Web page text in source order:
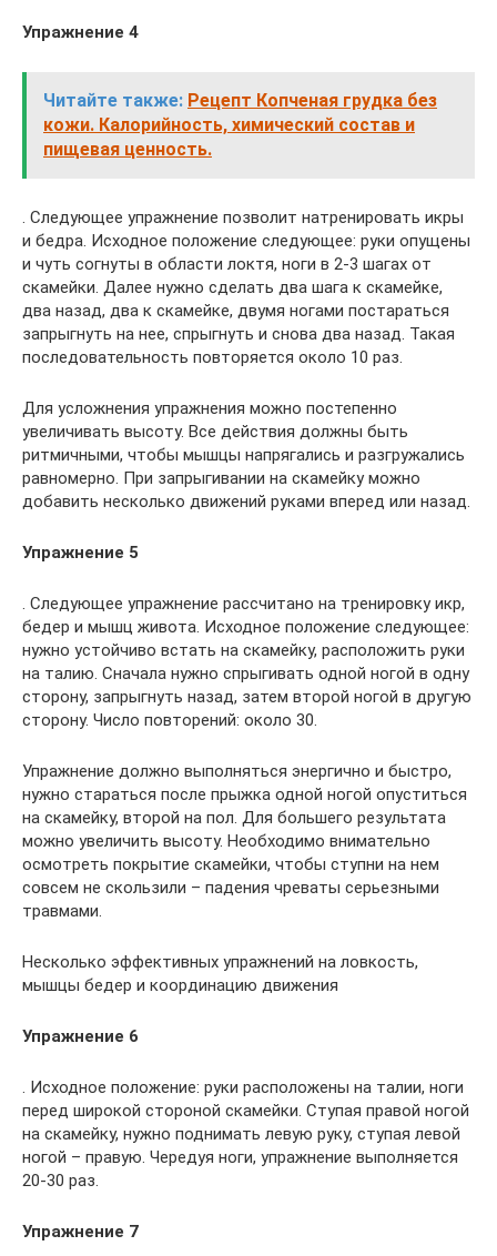
Упражнение 4
Читайте также: Рецепт Копченая грудка без
кожи. Калорийность, химический состав и
пищевая ценность.
. Следующее упражнение позволит натренировать икры
и бедра. Исходное положение следующее: руки опущены
и чуть согнуты в области локтя, ноги в 2-3 шагах от
скамейки. Далее нужно сделать два шага к скамейке,
два назад, два к скамейке, двумя ногами постараться
запрыгнуть на нее, спрыгнуть и снова два назад. Такая
последовательность повторяется около 10 раз.
Для усложнения упражнения можно постепенно
увеличивать высоту. Все действия должны быть
ритмичными, чтобы мышцы напрягались и разгружались
равномерно. При запрыгивании на скамейку можно
добавить несколько движений руками вперед или назад.
Упражнение 5
. Следующее упражнение рассчитано на тренировку икр,
бедер и мышц живота. Исходное положение следующее:
нужно устойчиво встать на скамейку, расположить руки
на талию. Сначала нужно спрыгивать одной ногой в одну
сторону, запрыгнуть назад, затем второй ногой в другую
сторону. Число повторений: около 30.
Упражнение должно выполняться энергично и быстро,
нужно стараться после прыжка одной ногой опуститься
на скамейку, второй на пол. Для большего результата
можно увеличить высоту. Необходимо внимательно
осмотреть покрытие скамейки, чтобы ступни на нем
совсем не скользили – падения чреваты серьезными
травмами.
Несколько эффективных упражнений на ловкость,
мышцы бедер и координацию движения
Упражнение 6
. Исходное положение: руки расположены на талии, ноги
перед широкой стороной скамейки. Ступая правой ногой
на скамейку, нужно поднимать левую руку, ступая левой
ногой – правую. Чередуя ноги, упражнение выполняется
20-30 раз.
Упражнение 7